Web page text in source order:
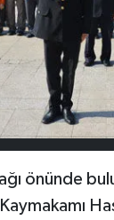
önünde